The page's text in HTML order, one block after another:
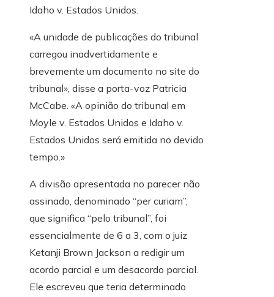
Idaho v. Estados Unidos.
«A unidade de publicações do tribunal
carregou inadvertidamente e
brevemente um documento no site do
tribunal», disse a porta-voz Patricia
McCabe. «A opinião do tribunal em
Moyle v. Estados Unidos e Idaho v.
Estados Unidos será emitida no devido
tempo.»
A divisão apresentada no parecer não
assinado, denominado “per curiam”,
que significa “pelo tribunal”, foi
essencialmente de 6 a 3, com o juiz
Ketanji Brown Jackson a redigir um
acordo parcial e um desacordo parcial.
Ele escreveu que teria determinado